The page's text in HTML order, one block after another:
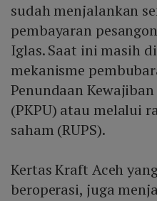
sudah menjalankan
pembayaran
Iglas. Saat ini masih
mekanisme
Penundaan
(PKPU) atau melalui
saham (RUPS).
Kertas Kraft Aceh
beroperasi, juga